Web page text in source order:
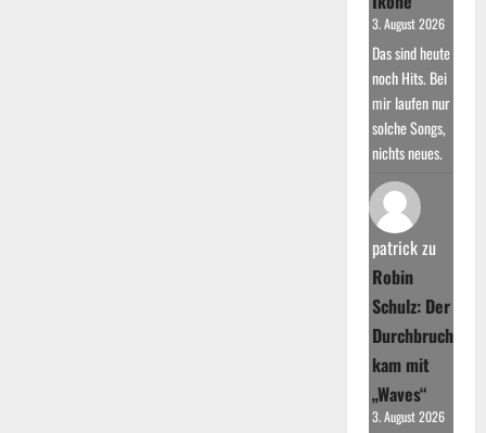
3. August 2026
Das sind heute
noch Hits. Bei
mir laufen nur
solche Songs,
nichts neues.
patrickzu
Robin
Schulz: Der
Durchbruch
kam mit
„Waves“
3. August 2026